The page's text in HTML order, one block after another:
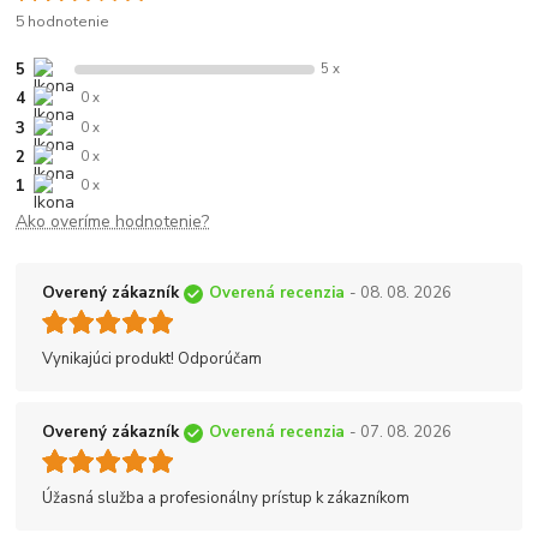
5 hodnotenie
5 5 x
4 0 x
3 0 x
2 0 x
1 0 x
Ako overíme hodnotenie?
Overený zákazník Overená recenzia - 08. 08. 2026
Vynikajúci produkt! Odporúčam
Overený zákazník Overená recenzia - 07. 08. 2026
Úžasná služba a profesionálny prístup k zákazníkom